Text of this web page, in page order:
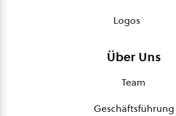
Logos
Über Uns
Team
Geschäftsführung